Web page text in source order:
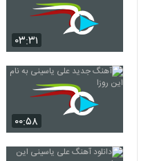
۰۳:۳۱
۰۰:۵۸